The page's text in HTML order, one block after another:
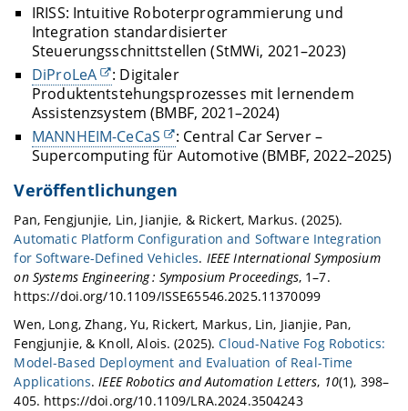
IRISS: Intuitive Roboterprogrammierung und
Integration standardisierter
Steuerungsschnittstellen (StMWi, 2021–2023)
DiProLeA
: Digitaler
Produktentstehungsprozesses mit lernendem
Assistenzsystem (BMBF, 2021–2024)
MANNHEIM-CeCaS
: Central Car Server –
Supercomputing für Automotive (BMBF, 2022–2025)
Veröffentlichungen
Pan, Fengjunjie, Lin, Jianjie, & Rickert, Markus. (2025).
Automatic Platform Configuration and Software Integration
for Software-Defined Vehicles. IEEE International Symposium
on Systems Engineering : Symposium Proceedings, 1–7.
https://doi.org/10.1109/ISSE65546.2025.11370099
Wen, Long, Zhang, Yu, Rickert, Markus, Lin, Jianjie, Pan,
Fengjunjie, & Knoll, Alois. (2025).Cloud-Native Fog Robotics:
Model-Based Deployment and Evaluation of Real-Time
Applications.IEEE Robotics and Automation Letters, 10(1), 398–
405. https://doi.org/10.1109/LRA.2024.3504243